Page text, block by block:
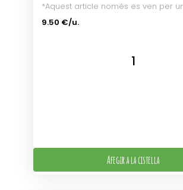
*Aquest article només es ven per
9.50 €/u.
Afegir a la cistella